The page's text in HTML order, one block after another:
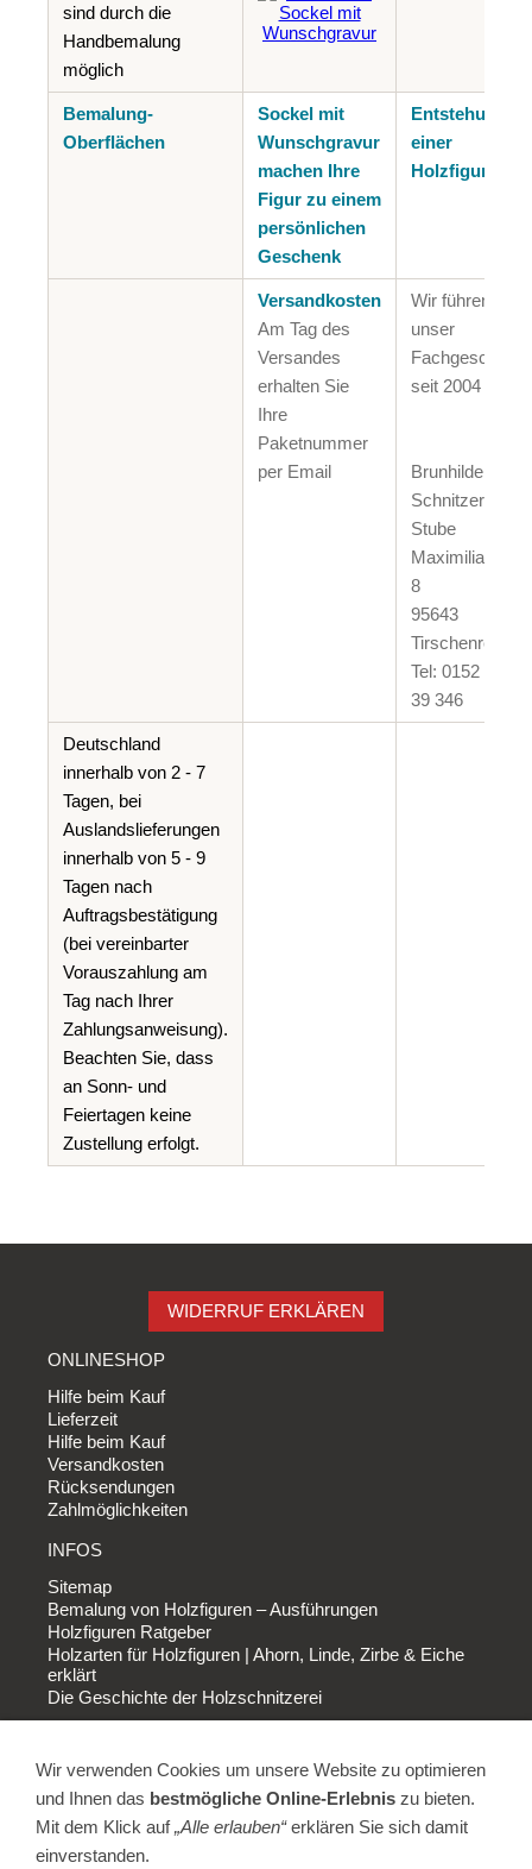
sind durch die
Handbemalung
möglich
Bemalung-
Oberflächen
Sockel mit
Wunschgravur
machen Ihre
Figur zu einem
persönlichen
Geschenk
Entstehung
einer
Holzfigur
Versandkosten
Am Tag des
Versandes
erhalten Sie
Ihre
Paketnummer
per Email
Wir führen
unser
Fachgeschäft
seit 2004
Brunhilde Putz
Schnitzer-
Stube
Maximilianplatz
8
95643
Tirschenreuth
Tel: 0152 038
39 346
Deutschland
innerhalb von 2 - 7
Tagen, bei
Auslandslieferungen
innerhalb von 5 - 9
Tagen nach
Auftragsbestätigung
(bei vereinbarter
Vorauszahlung am
Tag nach Ihrer
Zahlungsanweisung).
Beachten Sie, dass
an Sonn- und
Feiertagen keine
Zustellung erfolgt.
WIDERRUF ERKLÄREN
ONLINESHOP
Hilfe beim Kauf
Lieferzeit
Hilfe beim Kauf
Versandkosten
Rücksendungen
Zahlmöglichkeiten
INFOS
Sitemap
Bemalung von Holzfiguren – Ausführungen
Holzfiguren Ratgeber
Holzarten für Holzfiguren | Ahorn, Linde, Zirbe & Eiche
erklärt
Die Geschichte der Holzschnitzerei
AGB
Impressum
Datenschutz
Widerrufsbelehrung
Widerruf erfolgreich
Wir verwenden Cookies um unsere Website zu optimieren
und Ihnen das bestmögliche Online-Erlebnis zu bieten.
Mit dem Klick auf„Alle erlauben“erklären Sie sich damit
einverstanden.